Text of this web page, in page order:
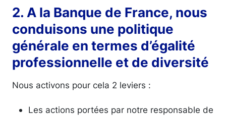
2. A la Banque de France, nous
conduisons une politique
générale en termes d’égalité
professionnelle et de diversité
Nous activons pour cela 2 leviers :
Les actions portées par notre responsable de